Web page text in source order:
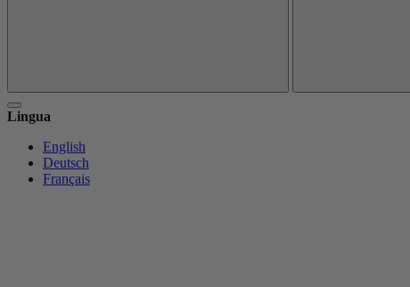
Lingua
English
Deutsch
Français